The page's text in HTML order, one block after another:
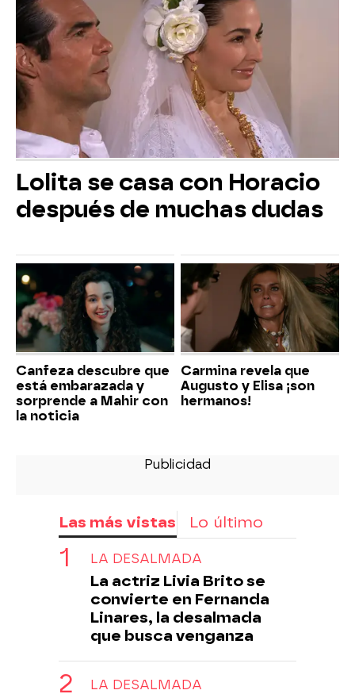
Lolita se casa con Horacio
después de muchas dudas
Canfeza descubre que
está embarazada y
sorprende a Mahir con
la noticia
Carmina revela que
Augusto y Elisa ¡son
hermanos!
Las más vistas Lo último
LA DESALMADA
La actriz Livia Brito se
convierte en Fernanda
Linares, la desalmada
que busca venganza
LA DESALMADA